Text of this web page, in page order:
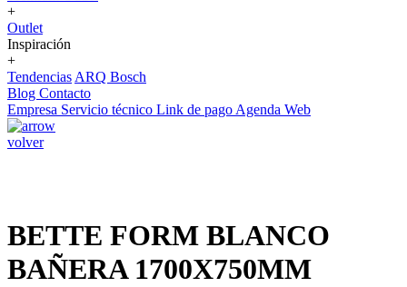
+
Outlet
Inspiración
+
Tendencias ARQ Bosch
Blog Contacto
Empresa Servicio técnico Link de pago Agenda Web
volver
BETTE FORM BLANCO
BAÑERA 1700X750MM